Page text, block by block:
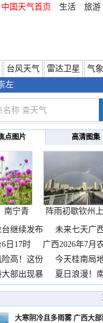
中国天气首页 生活 旅游
台风天气 雷达卫星
气
左
点图片 高清图集
南宁青
阵雨初歇钦州
邂逅
继续发布
未来七天广
日17时
广西2026年7月
高！这份
今天桂南局
大部出现暴
夏日浪漫！
大寒阴冷且多雨雾 广西大